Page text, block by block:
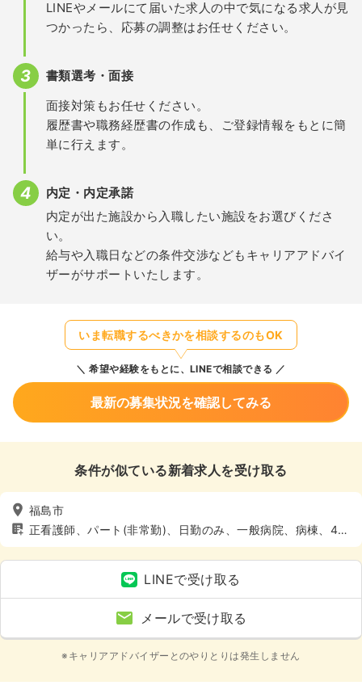
LINEやメールにて届いた求人の中で気になる求人が見
つかったら、応募の調整はお任せください。
書類選考・面接
面接対策もお任せください。
履歴書や職務経歴書の作成も、ご登録情報をもとに簡
単に行えます。
内定・内定承諾
内定が出た施設から入職したい施設をお選びくださ
い。
給与や入職日などの条件交渉などもキャリアアドバイ
ザーがサポートいたします。
いま転職するべきかを相談するのもOK
希望や経験をもとに、LINEで相談できる
最新の募集状況を確認してみる
条件が似ている新着求人を受け取る
福島市
正看護師、パート(非常勤)、日勤のみ、一般病院、病棟、4週
8休以上
LINEで受け取る
メールで受け取る
※キャリアアドバイザーとのやりとりは発生しません